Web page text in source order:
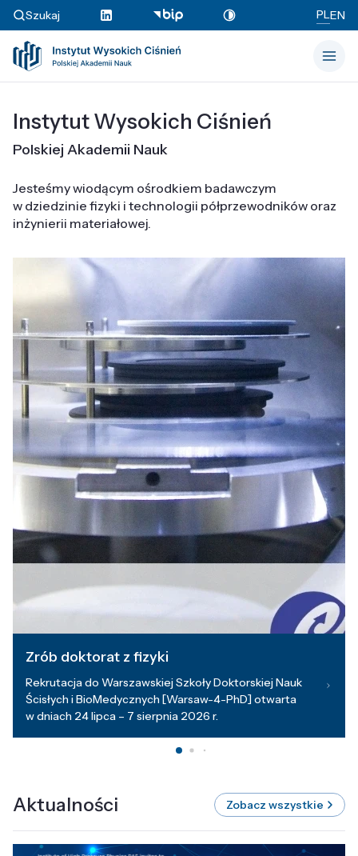
Szukaj PLEN
Instytut Wysokich Ciśnień
Polskiej Akademii Nauk
Jesteśmy wiodącym ośrodkiem badawczym
w dziedzinie fizyki i technologii półprzewodników oraz
inżynierii materiałowej.
Zrób doktorat z fizyki
Rekrutacja do Warszawskiej Szkoły Doktorskiej Nauk
Ścisłych i BioMedycznych [Warsaw-4-PhD] otwarta
w dniach 24 lipca – 7 sierpnia 2026 r.
Aktualności Zobacz wszystkie